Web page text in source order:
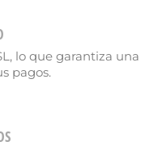
lo que garantiza una
pagos.